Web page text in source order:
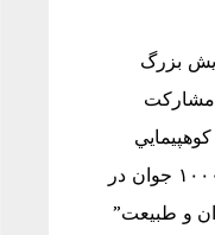
همايش بزرگ
مشاركت
كوهپيمایي
“جوان و طبيعت” مشاركت ۱۰۰۰ جوان در
و طبيعت”